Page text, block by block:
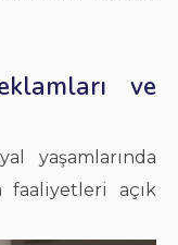
ve
yaşamlarında
faaliyetleri açık